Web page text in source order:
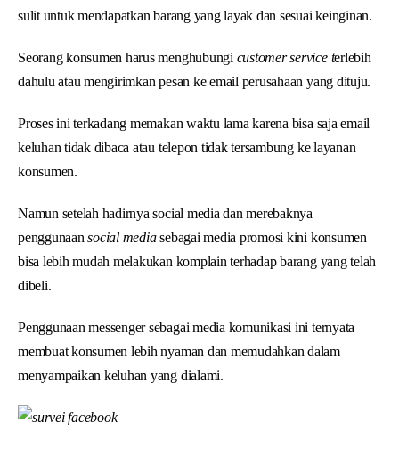
sulit untuk mendapatkan barang yang layak dan sesuai keinginan.
Seorang konsumen harus menghubungi customer service terlebih
dahulu atau mengirimkan pesan ke email perusahaan yang dituju.
Proses ini terkadang memakan waktu lama karena bisa saja email
keluhan tidak dibaca atau telepon tidak tersambung ke layanan
konsumen.
Namun setelah hadirnya social media dan merebaknya
penggunaansocial mediasebagai media promosi kini konsumen
bisa lebih mudah melakukan komplain terhadap barang yang telah
dibeli.
Penggunaan messenger sebagai media komunikasi ini ternyata
membuat konsumen lebih nyaman dan memudahkan dalam
menyampaikan keluhan yang dialami.